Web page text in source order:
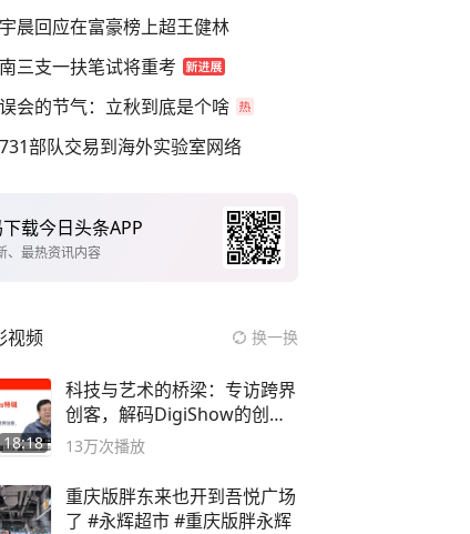
晨回应在富豪榜上超王健林
三支一扶笔试将重考
会的节气：立秋到底是个啥
部队交易到海外实验室网络
载今日头条APP
、最热资讯内容
视频 换一换
18:18
科技与艺术的桥梁：专访跨界
创客，解码DigiShow的创新
之路
13万次播放
重庆版胖东来也开到吾悦广场
了 #永辉超市 #重庆版胖永辉